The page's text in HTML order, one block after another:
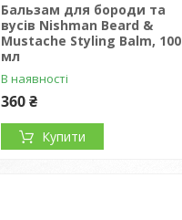
Бальзам для бороди та
вусів Nishman Beard &
Mustache Styling Balm, 100
мл
В наявності
360 ₴
Купити